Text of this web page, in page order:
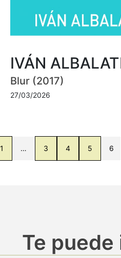
IVÁN
Blur (2017)
27/03/2026
1 … 3 4 5 6
Te